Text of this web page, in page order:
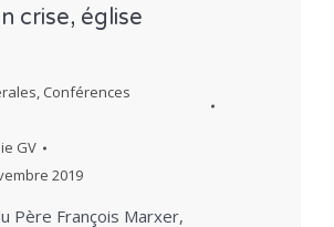
crise, église
, Conférences
GV
2019
Père François Marxer,